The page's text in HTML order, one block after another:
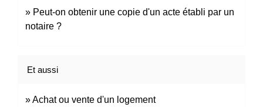
Peut-on obtenir une copie d'un acte établi par un
notaire ?
Et aussi
Achat ou vente d'un logement